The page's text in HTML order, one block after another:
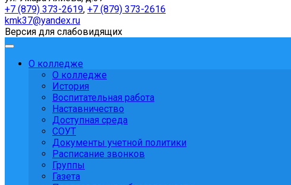
+7 (879) 373-2619, +7 (879) 373-2616
kmk37@yandex.ru
Версия для слабовидящих
О колледже
О колледже
История
Воспитательная работа
Наставничество
Доступная среда
СОУТ
Документы учетной политики
Расписание звонков
Группы
Газета